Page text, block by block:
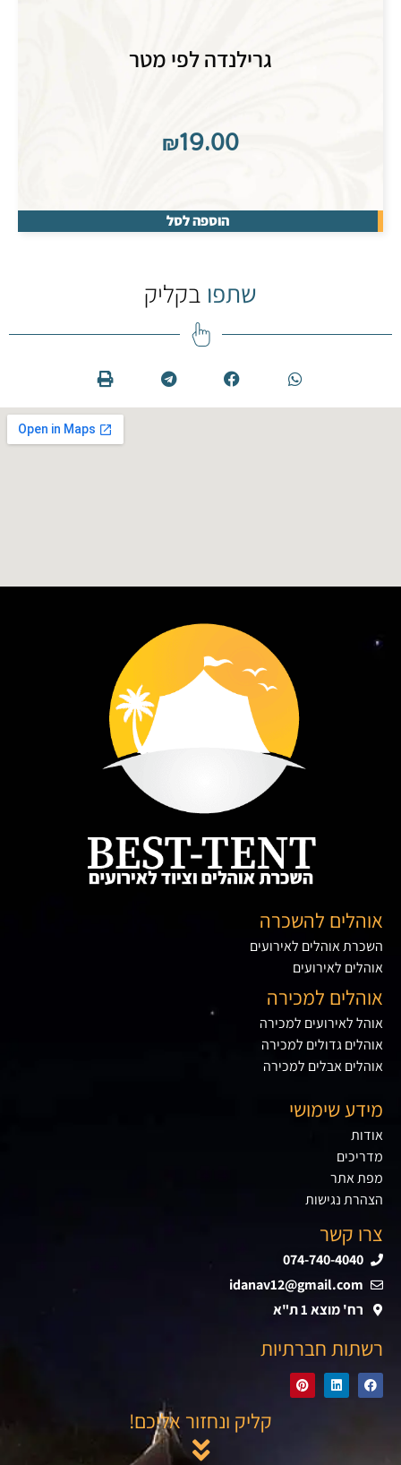
גרילנדה לפי מטר
₪19.00
הוספה לסל
שתפו בקליק
אוהלים להשכרה
השכרת אוהלים לאירועים
אוהלים לאירועים
אוהלים למכירה
אוהל לאירועים למכירה
אוהלים גדולים למכירה
אוהלים אבלים למכירה
מידע שימושי
אודות
מדריכים
מפת אתר
הצהרת נגישות
צרו קשר
074-740-4040
idanav12@gmail.com
רח' מוצא 1 ת"א
רשתות חברתיות
קליק ונחזור אליכם!